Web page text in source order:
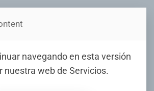
Telenord Medios
navegando en esta versión
nuestra web de Servicios.
despojan de
a un